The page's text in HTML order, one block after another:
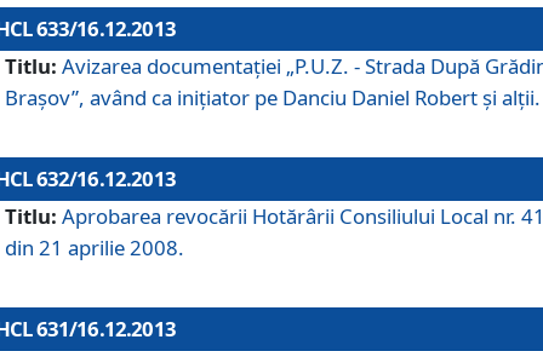
633/16.12.2013
Titlu: Avizarea documentaţiei „P.U.Z. - Strada După
Braşov”, având ca iniţiator pe Danciu Daniel Robert şi alţii.
632/16.12.2013
Titlu: Aprobarea revocării Hotărârii Consiliului Local nr.
din 21 aprilie 2008.
631/16.12.2013